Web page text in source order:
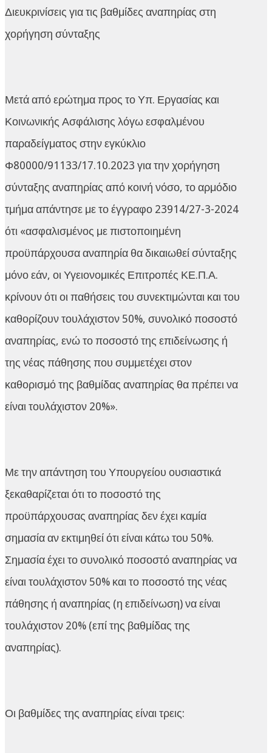
Διευκρινίσεις για τις βαθμίδες αναπηρίας στη
χορήγηση σύνταξης
Μετά από ερώτημα προς το Υπ. Εργασίας και
Κοινωνικής Ασφάλισης λόγω εσφαλμένου
παραδείγματος στην εγκύκλιο
Φ80000/91133/17.10.2023 για την χορήγηση
σύνταξης αναπηρίας από κοινή νόσο, το αρμόδιο
τμήμα απάντησε με το έγγραφο 23914/27-3-2024
ότι «ασφαλισμένος με πιστοποιημένη
προϋπάρχουσα αναπηρία θα δικαιωθεί σύνταξης
μόνο εάν, οι Υγειονομικές Επιτροπές ΚΕ.Π.Α.
κρίνουν ότι οι παθήσεις του συνεκτιμώνται και του
καθορίζουν τουλάχιστον 50%, συνολικό ποσοστό
αναπηρίας, ενώ το ποσοστό της επιδείνωσης ή
της νέας πάθησης που συμμετέχει στον
καθορισμό της βαθμίδας αναπηρίας θα πρέπει να
είναι τουλάχιστον 20%».
Με την απάντηση του Υπουργείου ουσιαστικά
ξεκαθαρίζεται ότι το ποσοστό της
προϋπάρχουσας αναπηρίας δεν έχει καμία
σημασία αν εκτιμηθεί ότι είναι κάτω του 50%.
Σημασία έχει το συνολικό ποσοστό αναπηρίας να
είναι τουλάχιστον 50% και το ποσοστό της νέας
πάθησης ή αναπηρίας (η επιδείνωση) να είναι
τουλάχιστον 20% (επί της βαθμίδας της
αναπηρίας).
Οι βαθμίδες της αναπηρίας είναι τρεις: